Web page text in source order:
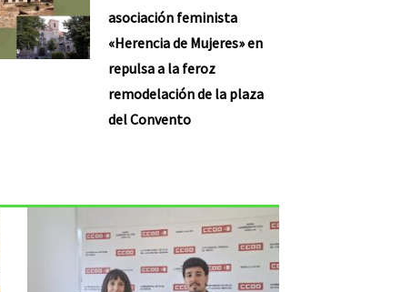
asociación feminista
«Herencia de Mujeres» en
repulsa a la feroz
remodelación de la plaza
del Convento